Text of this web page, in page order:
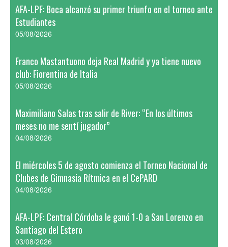
AFA-LPF: Boca alcanzó su primer triunfo en el torneo ante
Estudiantes
05/08/2026
Franco Mastantuono deja Real Madrid y ya tiene nuevo
club: Fiorentina de Italia
05/08/2026
Maximiliano Salas tras salir de River: “En los últimos
meses no me sentí jugador”
04/08/2026
El miércoles 5 de agosto comienza el Torneo Nacional de
Clubes de Gimnasia Rítmica en el CePARD
04/08/2026
AFA-LPF: Central Córdoba le ganó 1-0 a San Lorenzo en
Santiago del Estero
03/08/2026